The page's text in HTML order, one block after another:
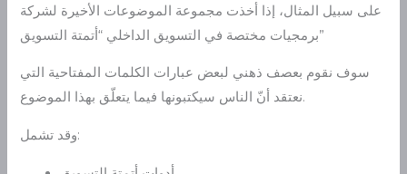
على سبيل المثال، إذا أخذت مجموعة الموضوعات الأخيرة لشركة
برمجيات مختصة في التسويق الداخلي “أتمتة التسويق”
سوف نقوم بعصف ذهني لبعض عبارات الكلمات المفتاحية التي
نعتقد أنّ الناس سيكتبونها فيما يتعلّق بهذا الموضوع.
وقد تشمل: